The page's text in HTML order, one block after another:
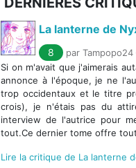
La lanterne de
8
par Tampopo24
Si on m'avait que j'aimerais
annonce à l'époque, je ne
trop occidentaux et le titre
crois), je n'étais pas du
interview de l'autrice pour
tout.Ce dernier tome offre
Lire la critique de La lanterne